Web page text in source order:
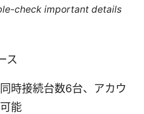
check important details
ス
時接続台数6台、アカウ
能